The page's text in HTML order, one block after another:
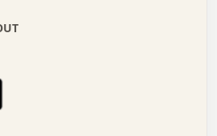
.   :   .   .   .   .   .
.   +   .   .   x   .   .
+   .   .   .   .   .   o
.   .   .   .   .   .   .   .
.   .   .   .   .   .   +   .
.   x   .   .   .   .   .   .